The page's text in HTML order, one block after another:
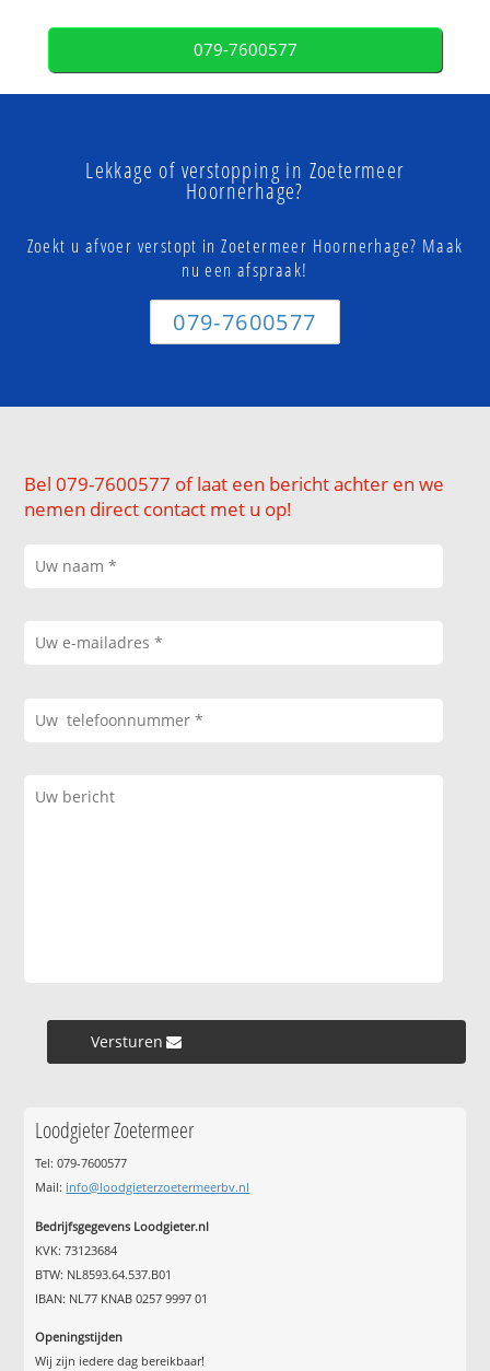
079-7600577
Lekkage of verstopping in Zoetermeer
Hoornerhage?
Zoekt u afvoer verstopt in Zoetermeer Hoornerhage? Maak
nu een afspraak!
079-7600577
Bel 079-7600577 of laat een bericht achter en we
nemen direct contact met u op!
Versturen »
Loodgieter Zoetermeer
Tel: 079-7600577
Mail: info@loodgieterzoetermeerbv.nl
Bedrijfsgegevens Loodgieter.nl
KVK: 73123684
BTW: NL8593.64.537.B01
IBAN: NL77 KNAB 0257 9997 01
Openingstijden
Wij zijn iedere dag bereikbaar!